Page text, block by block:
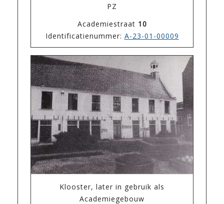
PZ
Academiestraat 10
Identificatienummer: A-23-01-00009
Klooster, later in gebruik als
Academiegebouw